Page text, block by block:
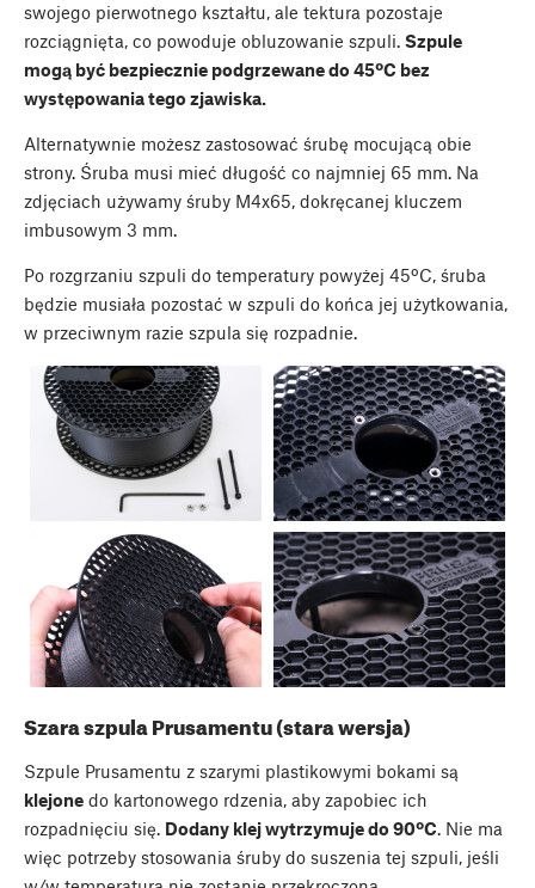
swojego pierwotnego kształtu, ale tektura pozostaje
rozciągnięta, co powoduje obluzowanie szpuli. Szpule
mogą być bezpiecznie podgrzewane do 45ºC bez
występowania tego zjawiska.
Alternatywnie możesz zastosować śrubę mocującą obie
strony. Śruba musi mieć długość co najmniej 65 mm. Na
zdjęciach używamy śruby M4x65, dokręcanej kluczem
imbusowym 3 mm.
Po rozgrzaniu szpuli do temperatury powyżej 45ºC, śruba
będzie musiała pozostać w szpuli do końca jej użytkowania,
w przeciwnym razie szpula się rozpadnie.
Szara szpula Prusamentu (stara wersja)
Szpule Prusamentu z szarymi plastikowymi bokami są
klejone do kartonowego rdzenia, aby zapobiec ich
rozpadnięciu się. Dodany klej wytrzymuje do 90ºC. Nie ma
więc potrzeby stosowania śruby do suszenia tej szpuli, jeśli